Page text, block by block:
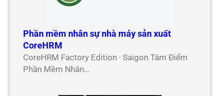
Phần mềm nhân sự nhà máy sản xuất
CoreHRM
CoreHRM Factory Edition · Saigon Tâm Điểm
Phần Mềm Nhân…